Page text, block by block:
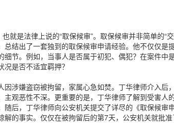
就是法律上说的“取保候审”。取保候审并非简单的“
结出了一套独到的取保候审申请经验。他不仅仅是
节。例如，当事人是否属于初犯、偶犯？在案件中
是否不适宜羁押？
涉嫌盗窃被拘留，家属心急如焚。丁华律师介入后
观恶性不深。更重要的是，丁华律师了解到受害人
后，丁华律师向公安机关提交了详尽的《取保候审
的事实。仅仅在被拘留后的第7天，公安机关就批